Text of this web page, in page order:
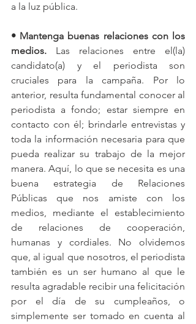
a la luz pública.
• Mantenga buenas relaciones con los
medios. Las relaciones entre el(la)
candidato(a) y el periodista son
cruciales para la campaña. Por lo
anterior, resulta fundamental conocer al
periodista a fondo; estar siempre en
contacto con él; brindarle entrevistas y
toda la información necesaria para que
pueda realizar su trabajo de la mejor
manera. Aquí, lo que se necesita es una
buena estrategia de Relaciones
Públicas que nos amiste con los
medios, mediante el establecimiento
de relaciones de cooperación,
humanas y cordiales. No olvidemos
que, al igual que nosotros, el periodista
también es un ser humano al que le
resulta agradable recibir una felicitación
por el día de su cumpleaños, o
simplemente ser tomado en cuenta al